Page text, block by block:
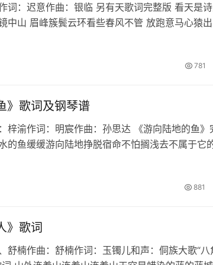
词：迟意作曲：银临 另有天歌词完整版 看天是
中山 眉峰簇鬓云环看些春风不管 放跑意马心猿
781
》歌词及钢琴谱
梓渝作词：明宸作曲：孙思达 《游向陆地的鱼》
的鱼缓缓游向陆地挣脱宿命不怕搁浅去不属于它
881
》歌词
舒楠作曲：舒楠作词：玉镯儿和声：侗族大歌“八